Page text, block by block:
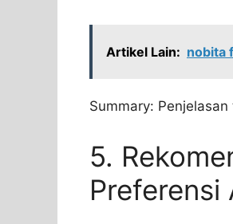
Artikel Lain: nobita
Summary:
5.
Preferensi